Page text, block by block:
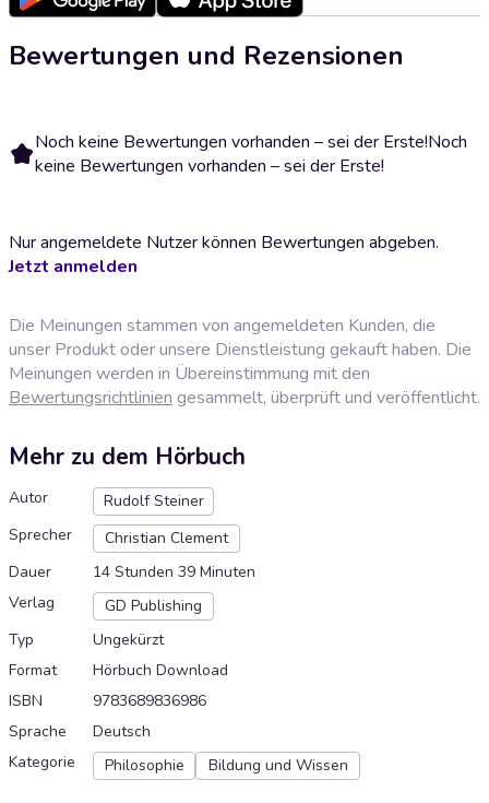
Bewertungen und Rezensionen
Noch keine Bewertungen vorhanden – sei der Erste!Noch
keine Bewertungen vorhanden – sei der Erste!
Nur angemeldete Nutzer können Bewertungen abgeben.
Jetzt anmelden
Die Meinungen stammen von angemeldeten Kunden, die
unser Produkt oder unsere Dienstleistung gekauft haben. Die
Meinungen werden in Übereinstimmung mit den
Bewertungsrichtlinien gesammelt, überprüft und veröffentlicht.
Mehr zu dem Hörbuch
Autor
Rudolf Steiner
Sprecher
Christian Clement
Dauer
14 Stunden 39 Minuten
Verlag
GD Publishing
Typ
Ungekürzt
Format
Hörbuch Download
ISBN
9783689836986
Sprache
Deutsch
Kategorie
Philosophie Bildung und Wissen